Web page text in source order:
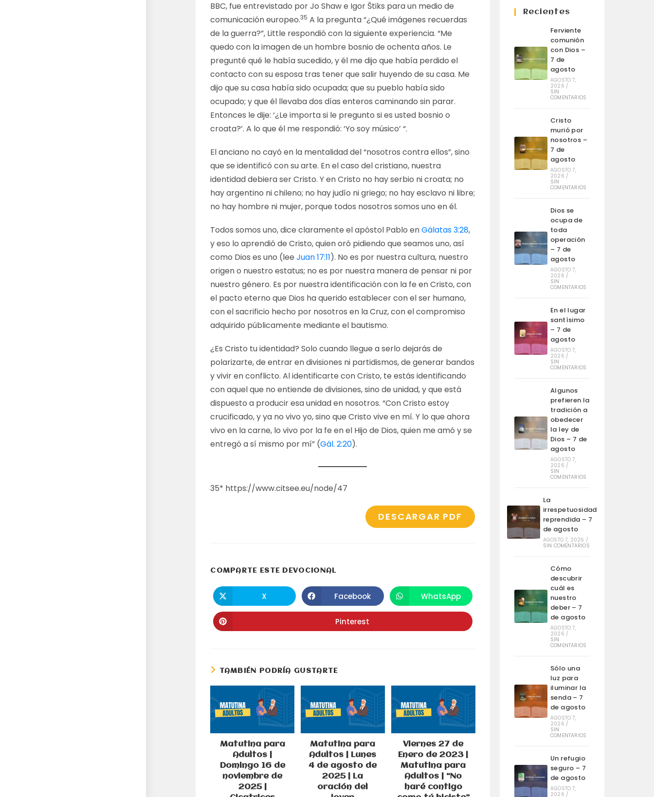
BBC, fue entrevistado por Jo Shaw e Igor Štiks para un medio de
comunicación europeo.35 A la pregunta “¿Qué imágenes recuerdas
de la guerra?”, Little respondió con la siguiente experiencia. “Me
quedo con la imagen de un hombre bosnio de ochenta años. Le
pregunté qué le había sucedido, y él me dijo que había perdido el
contacto con su esposa tras tener que salir huyendo de su casa. Me
dijo que su casa había sido ocupada; que su pueblo había sido
ocupado; y que él llevaba dos días enteros caminando sin parar.
Entonces le dije: ‘¿Le importa si le pregunto si es usted bosnio o
croata?’. A lo que él me respondió: ‘Yo soy músico’ “.
El anciano no cayó en la mentalidad del “nosotros contra ellos”, sino
que se identificó con su arte. En el caso del cristiano, nuestra
identidad debiera ser Cristo. Y en Cristo no hay serbio ni croata; no
hay argentino ni chileno; no hay judío ni griego; no hay esclavo ni libre;
no hay hombre ni mujer, porque todos nosotros somos uno en él.
Todos somos uno, dice claramente el apóstol Pablo enGálatas 3:28,
y eso lo aprendió de Cristo, quien oró pidiendo que seamos uno, así
como Dios es uno (leeJuan 17:11). No es por nuestra cultura, nuestro
origen o nuestro estatus; no es por nuestra manera de pensar ni por
nuestro género. Es por nuestra identificación con la fe en Cristo, con
el pacto eterno que Dios ha querido establecer con el ser humano,
con el sacrificio hecho por nosotros en la Cruz, con el compromiso
adquirido públicamente mediante el bautismo.
¿Es Cristo tu identidad? Solo cuando llegue a serlo dejarás de
polarizarte, de entrar en divisiones ni partidismos, de generar bandos
y vivir en conflicto. Al identificarte con Cristo, te estás identificando
con aquel que no entiende de divisiones, sino de unidad, y que está
dispuesto a producir esa unidad en nosotros. “Con Cristo estoy
crucificado, y ya no vivo yo, sino que Cristo vive en mí. Y lo que ahora
vivo en la carne, lo vivo por la fe en el Hijo de Dios, quien me amó y se
entregó a sí mismo por mí” (Gál. 2:20).
35* https://www.citsee.eu/node/47
DESCARGAR PDF
COMPARTE ESTE DEVOCIONALCOMPARTIR
abre
en
ventana
X Se
abre
en
una
nueva
ventana
Facebook Se
abre
en
ventana
WhatsApp
Se
abre
Pinterest
TAMBIÉN PODRÍA GUSTARTE
Matutina para
Adultos |
Domingo 16 de
noviembre de
2025 |
Matutina para
Adultos | Lunes
4 de agosto de
2025 | La
oración del
Viernes 27 de
Enero de 2023 |
Matutina para
Adultos | “No
haré contigo
Recientes
Ferviente
comunión
con Dios –
7 de
agosto
AGOSTO 7,
2026 /
SIN
COMENTARIOS
Cristo
murió por
nosotros –
7 de
agosto
AGOSTO 7,
2026 /
SIN
COMENTARIOS
Dios se
ocupa de
toda
operación
– 7 de
agosto
AGOSTO 7,
2026 /
SIN
COMENTARIOS
En el lugar
santísimo
– 7 de
agosto
AGOSTO 7,
2026 /
SIN
COMENTARIOS
Algunos
prefieren la
tradición a
obedecer
la ley de
Dios – 7 de
agosto
AGOSTO 7,
2026 /
SIN
COMENTARIOS
La
irrespetuosidad
reprendida – 7
de agosto
AGOSTO 7, 2026 /
SIN COMENTARIOS
Cómo
descubrir
cuál es
nuestro
deber – 7
de agosto
AGOSTO 7,
2026 /
SIN
COMENTARIOS
Sólo una
luz para
iluminar la
senda – 7
de agosto
AGOSTO 7,
2026 /
SIN
COMENTARIOS
Un refugio
seguro – 7
de agosto
AGOSTO 7,
2026 /